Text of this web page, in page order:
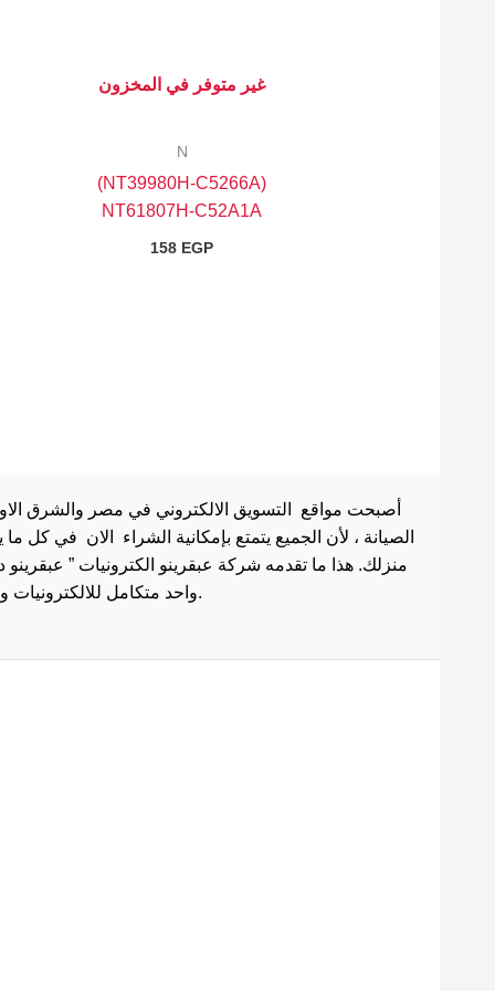
غير متوفر في المخزون
N
(NT39980H-C5266A)
NT61807H-C52A1A
158 EGP
أصبحت مواقع التسويق الالكتروني في مصر والشرق
الصيانة ، لأن الجميع يتمتع بإمكانية الشراء الان في كل
منزلك. هذا ما تقدمه شركة عبقرينو الكترونيات ”
واحد متكامل للالكترونيات وادوات الصيانة . هذا ما يجعل موقع عبقرينو دوت كوم من أفضل مواقع تسوق عبر الإنترنت في مصر.